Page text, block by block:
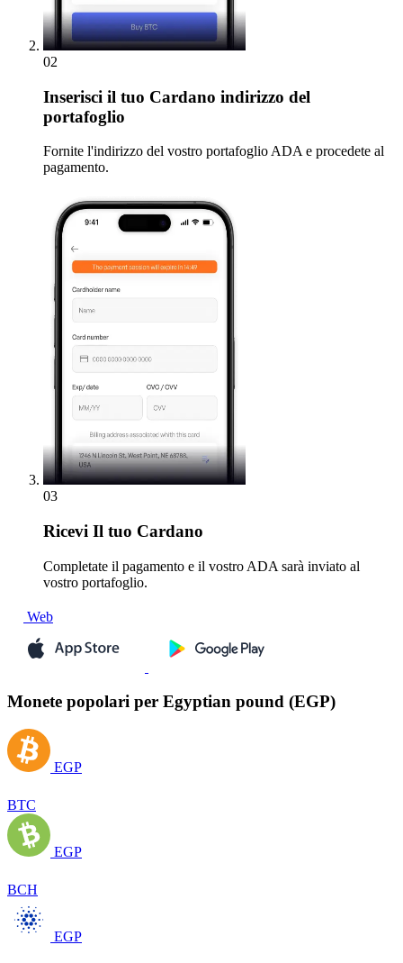
02
Inserisci il tuo Cardano indirizzo del
portafoglio
Fornite l'indirizzo del vostro portafoglio ADA e procedete al
pagamento.
03
Ricevi Il tuo Cardano
Completate il pagamento e il vostro ADA sarà inviato al
vostro portafoglio.
Web
Monete popolari per Egyptian pound (EGP)
EGP
BTC
EGP
BCH
EGP